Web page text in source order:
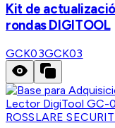
Kit de
rondas DIGITOOL
GCK03GCK03
ROSSLARE